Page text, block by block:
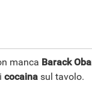
manca Barack
cocaina sul tavolo.